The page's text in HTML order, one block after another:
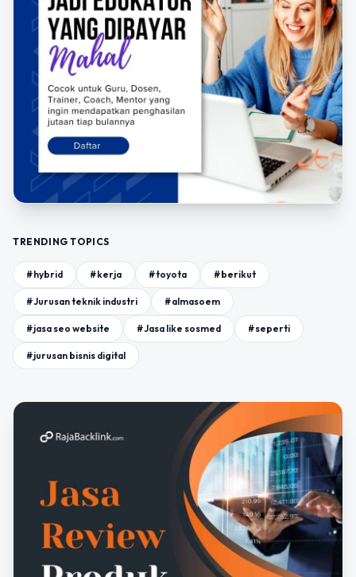
TRENDING TOPICS
#hybrid #kerja #toyota #berikut
#Jurusan teknik industri #almasoem
#jasa seo website #Jasa like sosmed #seperti
#jurusan bisnis digital